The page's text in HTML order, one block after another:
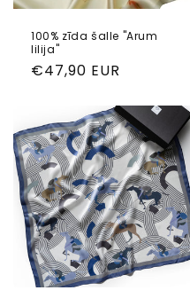
100% zīda šalle "Arum
lilija"
Parastā
€47,90 EUR